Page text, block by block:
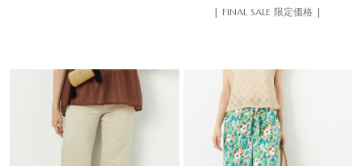
| FINAL SALE 限定価格 |